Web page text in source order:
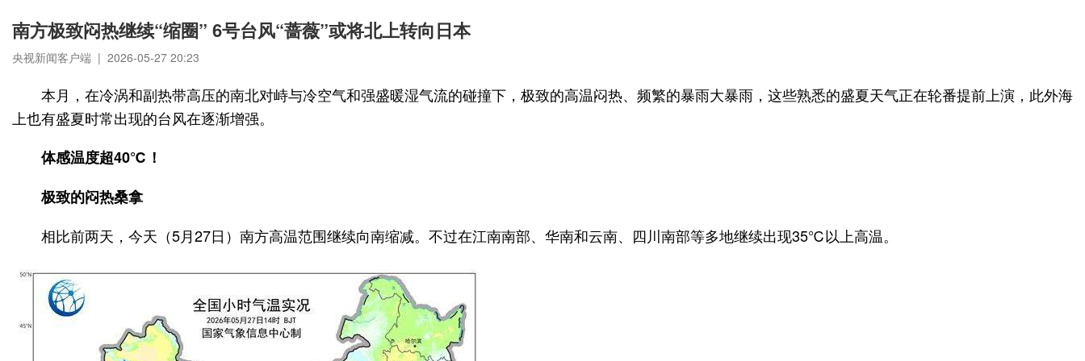
南方极致闷热继续“缩圈” 6号台风“蔷薇”或将北上转向日本
央视新闻客户端 | 2026-05-27 20:23
本月，在冷涡和副热带高压的南北对峙与冷空气和强盛暖湿气流的碰撞下，极致的高温闷热、频繁的暴雨大暴雨，这些熟悉的盛夏天气正在轮番提前上演，此外海
上也有盛夏时常出现的台风在逐渐增强。
体感温度超40℃！
极致的闷热桑拿
相比前两天，今天（5月27日）南方高温范围继续向南缩减。不过在江南南部、华南和云南、四川南部等多地继续出现35℃以上高温。